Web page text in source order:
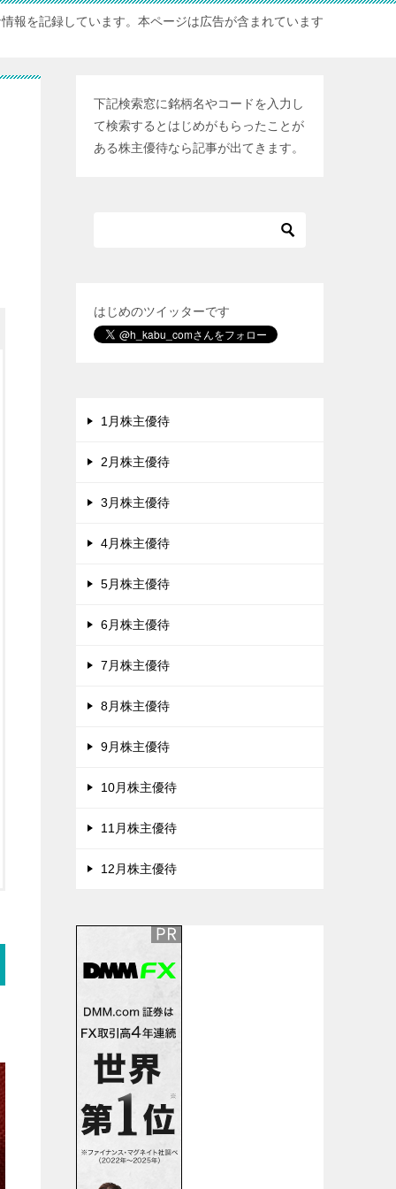
報を記録しています。本ページは広告が含まれています
下記検索窓に銘柄名やコードを入力し
て検索するとはじめがもらったことが
ある株主優待なら記事が出てきます。
はじめのツイッターです
1月株主優待
2月株主優待
3月株主優待
4月株主優待
5月株主優待
6月株主優待
7月株主優待
8月株主優待
9月株主優待
10月株主優待
11月株主優待
12月株主優待